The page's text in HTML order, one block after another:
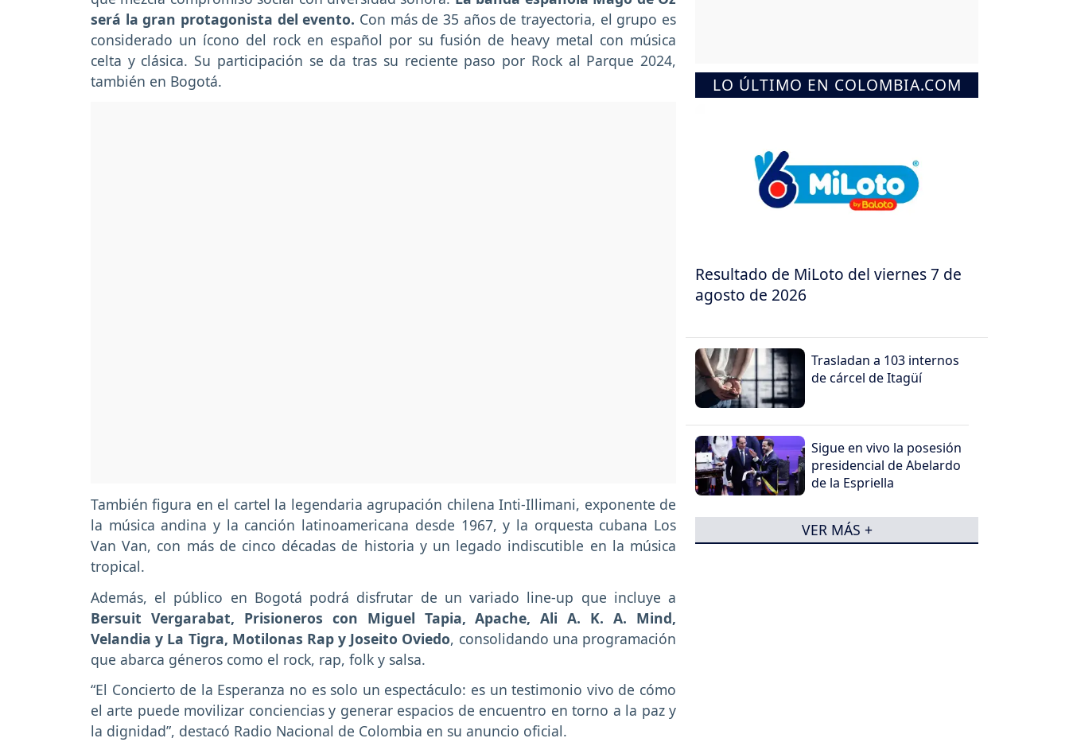
será la gran protagonista del evento. Con más de 35 años de trayectoria, el grupo es
considerado un ícono del rock en español por su fusión de heavy metal con música
celta y clásica. Su participación se da tras su reciente paso por Rock al Parque 2024,
también en Bogotá.
También figura en el cartel la legendaria agrupación chilena Inti-Illimani, exponente de
la música andina y la canción latinoamericana desde 1967, y la orquesta cubana Los
Van Van, con más de cinco décadas de historia y un legado indiscutible en la música
tropical.
Además, el público en Bogotá podrá disfrutar de un variado line-up que incluye a
Bersuit Vergarabat, Prisioneros con Miguel Tapia, Apache, Ali A. K. A. Mind,
Velandia y La Tigra, Motilonas Rap y Joseito Oviedo, consolidando una programación
que abarca géneros como el rock, rap, folk y salsa.
“El Concierto de la Esperanza no es solo un espectáculo: es un testimonio vivo de cómo
el arte puede movilizar conciencias y generar espacios de encuentro en torno a la paz y
la dignidad”, destacó Radio Nacional de Colombia en su anuncio oficial.
LO ÚLTIMO EN COLOMBIA.COM
Resultado de MiLoto del viernes 7 de
agosto de 2026
Trasladan a 103 internos
de cárcel de Itagüí
Sigue en vivo la posesión
presidencial de Abelardo
de la Espriella
VER MÁS +